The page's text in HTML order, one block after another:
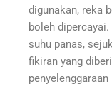
digunakan, reka
boleh
suhu panas,
fikiran yang